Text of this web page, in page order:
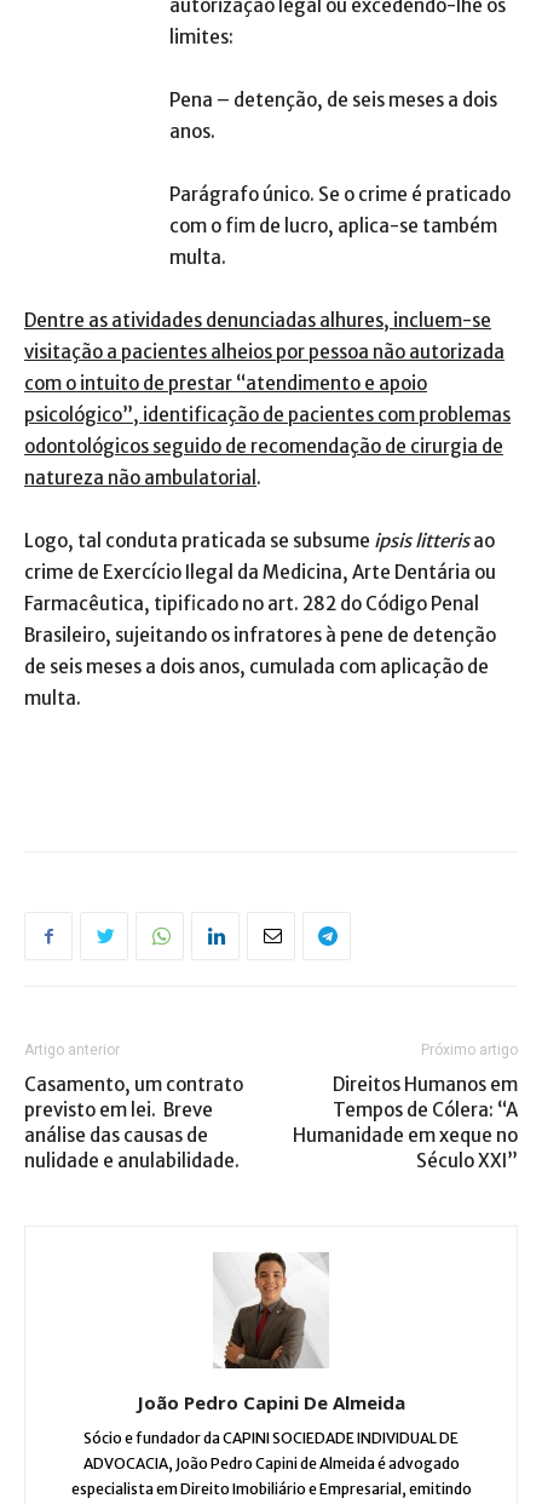
autorização legal ou excedendo-lhe os
limites:
Pena – detenção, de seis meses a dois
anos.
Parágrafo único. Se o crime é praticado
com o fim de lucro, aplica-se também
multa.
Dentre as atividades denunciadas alhures, incluem-se
visitação a pacientes alheios por pessoa não autorizada
com o intuito de prestar “atendimento e apoio
psicológico”, identificação de pacientes com problemas
odontológicos seguido de recomendação de cirurgia de
natureza não ambulatorial .
Logo, tal conduta praticada se subsume ipsis litterisao
crime de Exercício Ilegal da Medicina, Arte Dentária ou
Farmacêutica, tipificado no art. 282 do Código Penal
Brasileiro, sujeitando os infratores à pene de detenção
de seis meses a dois anos, cumulada com aplicação de
multa.
Artigo anterior
Casamento, um contrato
previsto em lei. Breve
análise das causas de
nulidade e anulabilidade.
Próximo artigo
Direitos Humanos em
Tempos de Cólera: “A
Humanidade em xeque no
Século XXI”
João Pedro Capini De Almeida
Sócio e fundador da CAPINI SOCIEDADE INDIVIDUAL DE
ADVOCACIA, João Pedro Capini de Almeida é advogado
especialista em Direito Imobiliário e Empresarial, emitindo